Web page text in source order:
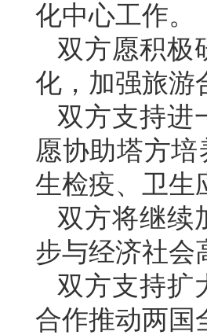
化中心工作。
双方愿积极
化，加强旅游
双方支持进
愿协助塔方
生检疫、卫生
双方将继续
步与经济社会
双方支持扩
合作推动两国